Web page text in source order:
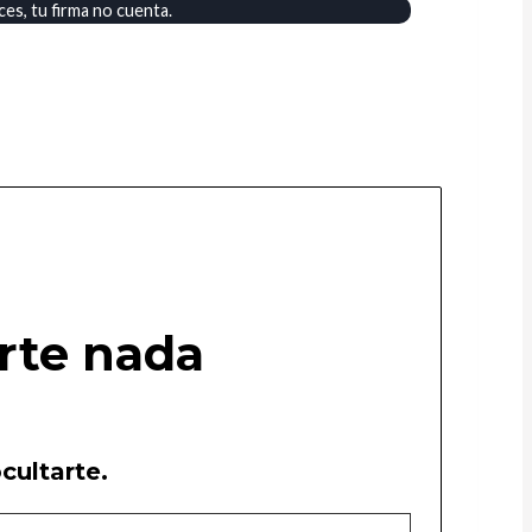
tu firma no cuenta.
nada